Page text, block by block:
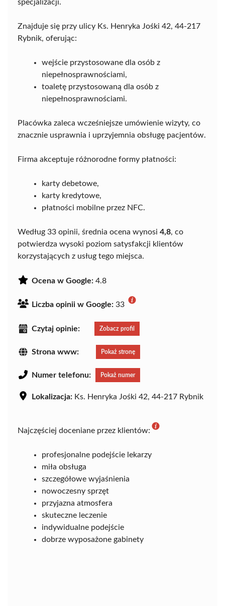
specjalizacji.
Znajduje się przy ulicy Ks. Henryka Jośki 42, 44-217
Rybnik, oferując:
wejście przystosowane dla osób z
niepełnosprawnościami,
toaletę przystosowaną dla osób z
niepełnosprawnościami.
Placówka zaleca wcześniejsze umówienie wizyty, co
znacznie usprawnia i uprzyjemnia obsługę pacjentów.
Firma akceptuje różnorodne formy płatności:
karty debetowe,
karty kredytowe,
płatności mobilne przez NFC.
Według 33 opinii, średnia ocena wynosi 4,8, co
potwierdza wysoki poziom satysfakcji klientów
korzystających z usług tego miejsca.
Ocena w Google: 4.8
Liczba opinii w Google: 33
Czytaj opinie: Zobacz profil
Strona www: Pokaż stronę
Numer telefonu: Pokaż numer
Lokalizacja: Ks. Henryka Jośki 42, 44-217 Rybnik
Najczęściej doceniane przez klientów:
profesjonalne podejście lekarzy
miła obsługa
szczegółowe wyjaśnienia
nowoczesny sprzęt
przyjazna atmosfera
skuteczne leczenie
indywidualne podejście
dobrze wyposażone gabinety